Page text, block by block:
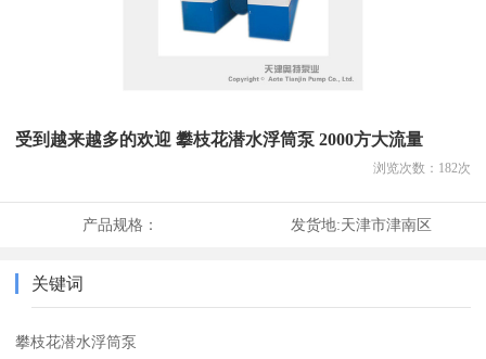
受到越来越多的欢迎 攀枝花潜水浮筒泵 2000方大流量
浏览次数： 182次
产品规格： 发货地:天津市津南区
关键词
攀枝花潜水浮筒泵